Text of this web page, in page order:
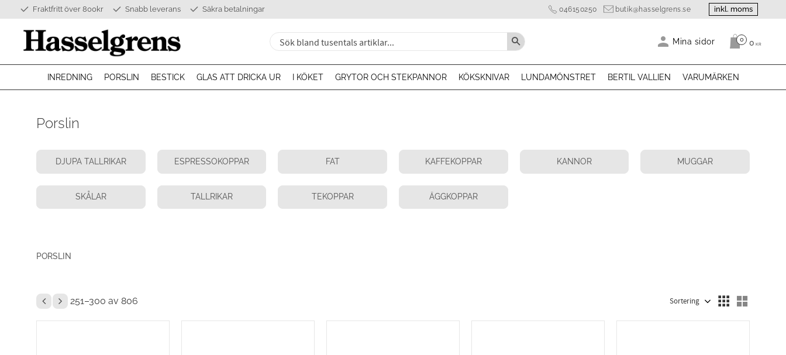
Fraktfritt över 800kr Snabb leverans Säkra betalningar 046150250 butik@hasselgrens.se inkl. moms
Mina sidor Antal
0 0 KR
INREDNING PORSLIN BESTICK GLAS ATT DRICKA UR I KÖKET GRYTOR OCH STEKPANNOR KÖKSKNIVAR LUNDAMÖNSTRET BERTIL VALLIEN VARUMÄRKEN
Porslin
DJUPA TALLRIKAR ESPRESSOKOPPAR FAT KAFFEKOPPAR KANNOR MUGGAR
SKÅLAR TALLRIKAR TEKOPPAR ÄGGKOPPAR
PORSLIN
251–300 av 806